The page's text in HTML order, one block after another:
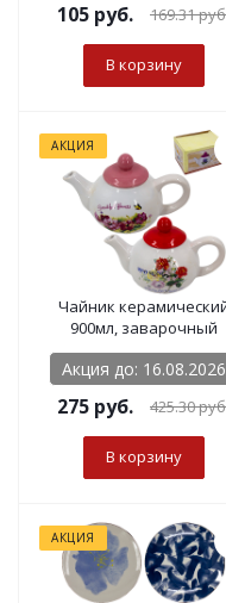
105 руб. 169.31
В корзину
АКЦИЯ
Чайник
900мл, заварочный
Акция до: 16.08.2026
275 руб. 425.30
В корзину
АКЦИЯ